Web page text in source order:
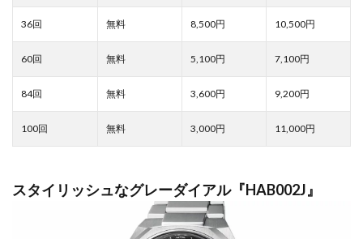
8,500 10,500
5,100 7,100
3,600 9,200
3,000 11,000
スタイリッシュなグレーダイアル『HAB002J』